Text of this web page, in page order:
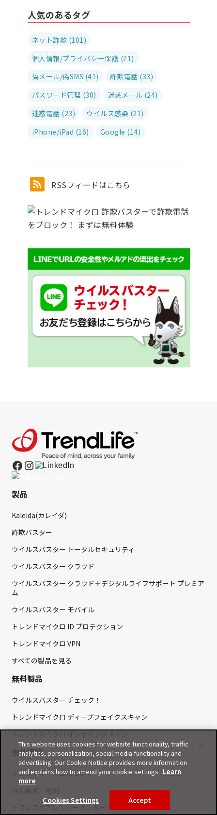
人気のあるタグ
ネット詐欺 (101)
個人情報/プライバシー保護 (71)
偽メール/偽SMS (41)
詐欺電話 (33)
パスワード管理 (30)
迷惑メール (24)
迷惑電話 (23)
ウイルス感染 (21)
iPhone/iPad (16)
Google (14)
RSSフィードはこちら
製品
Kaleida(カレイダ)
詐欺バスター
ウイルスバスター トータルセキュリティ
ウイルスバスター クラウド
ウイルスバスター クラウド＋デジタルライフサポート プレミア
ム
ウイルスバスター モバイル
トレンドマイクロ ID プロテクション
トレンドマイクロ VPN
すべての製品を見る
無料製品
ウイルスバスター チェック！
トレンドマイクロ ディープフェイクスキャン
会社情報
トレンドマイクロについて
トランスペアレンシーセンター
This website uses cookies for website functionality, traffic
analytics, personalization, social media functionality and
advertising. Our Cookie Notice provides more information
and explains how to amend your cookie settings. Learn
more
Cookies Settings Accept